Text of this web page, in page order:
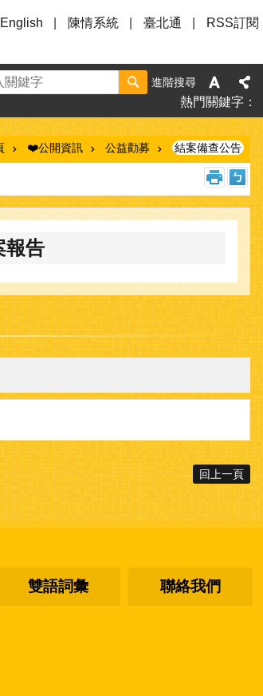
English 陳情系統 臺北通 RSS訂閱
進階搜尋
熱門關鍵字
❤️公開資訊 公益勸募 結案備查公告
報告
回上一頁
雙語詞彙 聯絡我們